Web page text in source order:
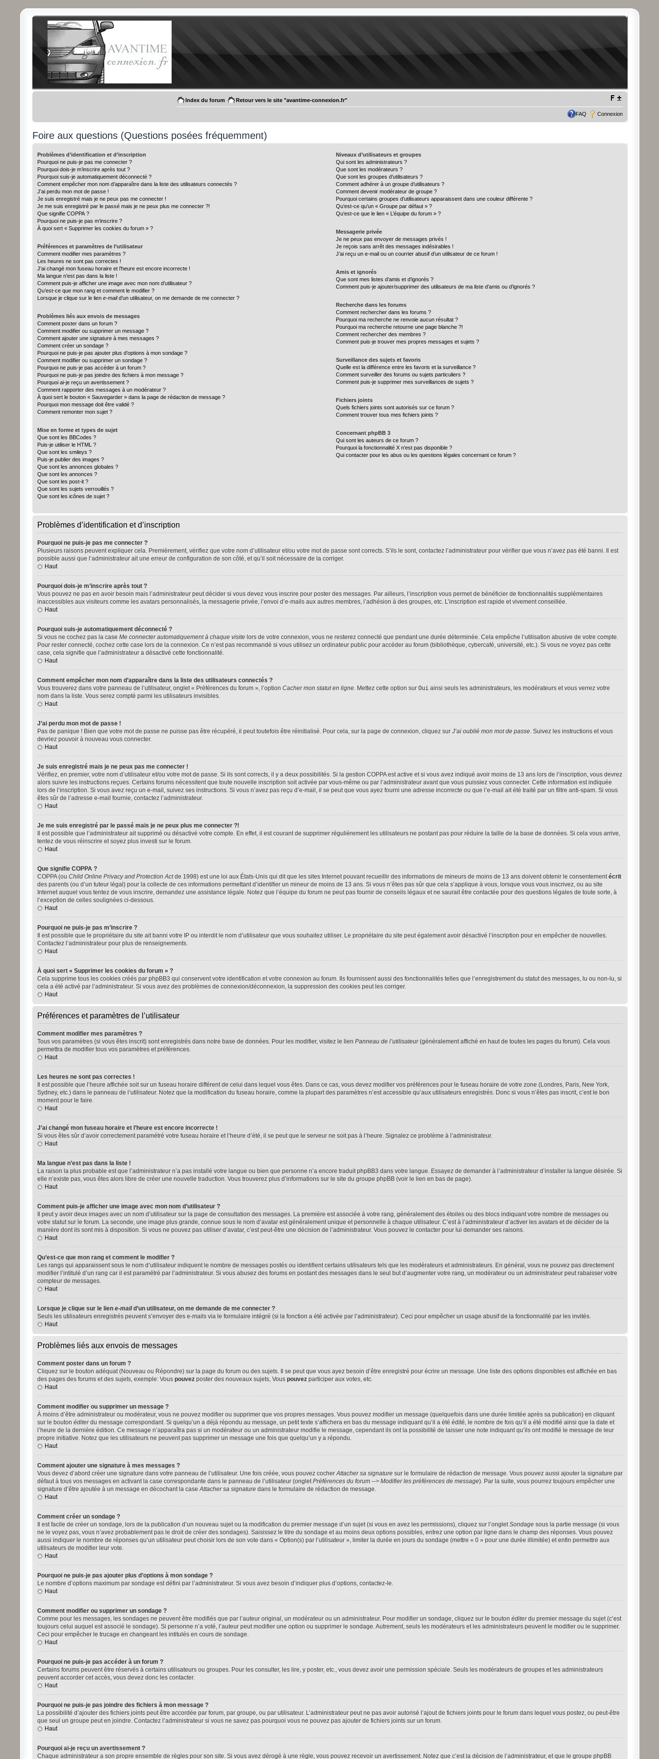
Index du forum Retour vers le site "avantime-connexion.fr"
FAQ Connexion
Foire aux questions (Questions posées fréquemment)
Problèmes d’identification et d’inscription
Pourquoi ne puis-je pas me connecter ?
Pourquoi dois-je m’inscrire après tout ?
Pourquoi suis-je automatiquement déconnecté ?
Comment empêcher mon nom d’apparaître dans la liste des utilisateurs connectés ?
J’ai perdu mon mot de passe !
Je suis enregistré mais je ne peux pas me connecter !
Je me suis enregistré par le passé mais je ne peux plus me connecter ?!
Que signifie COPPA ?
Pourquoi ne puis-je pas m’inscrire ?
À quoi sert « Supprimer les cookies du forum » ?
Préférences et paramètres de l’utilisateur
Comment modifier mes paramètres ?
Les heures ne sont pas correctes !
J’ai changé mon fuseau horaire et l’heure est encore incorrecte !
Ma langue n’est pas dans la liste !
Comment puis-je afficher une image avec mon nom d’utilisateur ?
Qu’est-ce que mon rang et comment le modifier ?
Lorsque je clique sur le lien e-maild’un utilisateur, on me demande de me connecter ?
Problèmes liés aux envois de messages
Comment poster dans un forum ?
Comment modifier ou supprimer un message ?
Comment ajouter une signature à mes messages ?
Comment créer un sondage ?
Pourquoi ne puis-je pas ajouter plus d’options à mon sondage ?
Comment modifier ou supprimer un sondage ?
Pourquoi ne puis-je pas accéder à un forum ?
Pourquoi ne puis-je pas joindre des fichiers à mon message ?
Pourquoi ai-je reçu un avertissement ?
Comment rapporter des messages à un modérateur ?
À quoi sert le bouton « Sauvegarder » dans la page de rédaction de message ?
Pourquoi mon message doit être validé ?
Comment remonter mon sujet ?
Mise en forme et types de sujet
Que sont les BBCodes ?
Puis-je utiliser le HTML ?
Que sont les smileys ?
Puis-je publier des images ?
Que sont les annonces globales ?
Que sont les annonces ?
Que sont les post-it ?
Que sont les sujets verrouillés ?
Que sont les icônes de sujet ?
Niveaux d’utilisateurs et groupes
Qui sont les administrateurs ?
Que sont les modérateurs ?
Que sont les groupes d’utilisateurs ?
Comment adhérer à un groupe d’utilisateurs ?
Comment devenir modérateur de groupe ?
Pourquoi certains groupes d’utilisateurs apparaissent dans une couleur différente ?
Qu’est-ce qu’un « Groupe par défaut » ?
Qu’est-ce que le lien « L’équipe du forum » ?
Messagerie privée
Je ne peux pas envoyer de messages privés !
Je reçois sans arrêt des messages indésirables !
J’ai reçu un e-mail ou un courrier abusif d’un utilisateur de ce forum !
Amis et ignorés
Que sont mes listes d’amis et d’ignorés ?
Comment puis-je ajouter/supprimer des utilisateurs de ma liste d’amis ou d’ignorés ?
Recherche dans les forums
Comment rechercher dans les forums ?
Pourquoi ma recherche ne renvoie aucun résultat ?
Pourquoi ma recherche retourne une page blanche ?!
Comment rechercher des membres ?
Comment puis-je trouver mes propres messages et sujets ?
Surveillance des sujets et favoris
Quelle est la différence entre les favoris et la surveillance ?
Comment surveiller des forums ou sujets particuliers ?
Comment puis-je supprimer mes surveillances de sujets ?
Fichiers joints
Quels fichiers joints sont autorisés sur ce forum ?
Comment trouver tous mes fichiers joints ?
Concernant phpBB 3
Qui sont les auteurs de ce forum ?
Pourquoi la fonctionnalité X n’est pas disponible ?
Qui contacter pour les abus ou les questions légales concernant ce forum ?
Problèmes d’identification et d’inscription
Pourquoi ne puis-je pas me connecter ?
Plusieurs raisons peuvent expliquer cela. Premièrement, vérifiez que votre nom d’utilisateur et/ou votre mot de passe sont corrects. S’ils le sont, contactez l’administrateur pour vérifier que vous n’avez pas été banni. Il est
possible aussi que l’administrateur ait une erreur de configuration de son côté, et qu’il soit nécessaire de la corriger.
Haut
Pourquoi dois-je m’inscrire après tout ?
Vous pouvez ne pas en avoir besoin mais l’administrateur peut décider si vous devez vous inscrire pour poster des messages. Par ailleurs, l’inscription vous permet de bénéficier de fonctionnalités supplémentaires
inaccessibles aux visiteurs comme les avatars personnalisés, la messagerie privée, l’envoi d’e-mails aux autres membres, l’adhésion à des groupes, etc. L’inscription est rapide et vivement conseillée.
Haut
Pourquoi suis-je automatiquement déconnecté ?
Si vous ne cochez pas la case Me connecter automatiquement à chaque visitelors de votre connexion, vous ne resterez connecté que pendant une durée déterminée. Cela empêche l’utilisation abusive de votre compte.
Pour rester connecté, cochez cette case lors de la connexion. Ce n’est pas recommandé si vous utilisez un ordinateur public pour accéder au forum (bibliothèque, cybercafé, université, etc.). Si vous ne voyez pas cette
case, cela signifie que l’administrateur a désactivé cette fonctionnalité.
Haut
Comment empêcher mon nom d’apparaître dans la liste des utilisateurs connectés ?
Vous trouverez dans votre panneau de l’utilisateur, onglet « Préférences du forum », l’option Cacher mon statut en ligne. Mettez cette option sur Ouiainsi seuls les administrateurs, les modérateurs et vous verrez votre
nom dans la liste. Vous serez compté parmi les utilisateurs invisibles.
Haut
J’ai perdu mon mot de passe !
Pas de panique ! Bien que votre mot de passe ne puisse pas être récupéré, il peut toutefois être réinitialisé. Pour cela, sur la page de connexion, cliquez sur J’ai oublié mon mot de passe. Suivez les instructions et vous
devriez pouvoir à nouveau vous connecter.
Haut
Je suis enregistré mais je ne peux pas me connecter !
Vérifiez, en premier, votre nom d’utilisateur et/ou votre mot de passe. Si ils sont corrects, il y a deux possibilités. Si la gestion COPPA est active et si vous avez indiqué avoir moins de 13 ans lors de l’inscription, vous devrez
alors suivre les instructions reçues. Certains forums nécessitent que toute nouvelle inscription soit activée par vous-même ou par l’administrateur avant que vous puissiez vous connecter. Cette information est indiquée
lors de l’inscription. Si vous avez reçu un e-mail, suivez ses instructions. Si vous n’avez pas reçu d’e-mail, il se peut que vous ayez fourni une adresse incorrecte ou que l’e-mail ait été traité par un filtre anti-spam. Si vous
êtes sûr de l’adresse e-mail fournie, contactez l’administrateur.
Haut
Je me suis enregistré par le passé mais je ne peux plus me connecter ?!
Il est possible que l’administrateur ait supprimé ou désactivé votre compte. En effet, il est courant de supprimer régulièrement les utilisateurs ne postant pas pour réduire la taille de la base de données. Si cela vous arrive,
tentez de vous réinscrire et soyez plus investi sur le forum.
Haut
Que signifie COPPA ?
COPPA (ou Child Online Privacy and Protection Actde 1998) est une loi aux États-Unis qui dit que les sites Internet pouvant recueillir des informations de mineurs de moins de 13 ans doivent obtenir le consentementécrit
des parents (ou d’un tuteur légal) pour la collecte de ces informations permettant d’identifier un mineur de moins de 13 ans. Si vous n’êtes pas sûr que cela s’applique à vous, lorsque vous vous inscrivez, ou au site
Internet auquel vous tentez de vous inscrire, demandez une assistance légale. Notez que l’équipe du forum ne peut pas fournir de conseils légaux et ne saurait être contactée pour des questions légales de toute sorte, à
l’exception de celles soulignées ci-dessous.
Haut
Pourquoi ne puis-je pas m’inscrire ?
Il est possible que le propriétaire du site ait banni votre IP ou interdit le nom d’utilisateur que vous souhaitez utiliser. Le propriétaire du site peut également avoir désactivé l’inscription pour en empêcher de nouvelles.
Contactez l’administrateur pour plus de renseignements.
Haut
À quoi sert « Supprimer les cookies du forum » ?
Cela supprime tous les cookies créés par phpBB3 qui conservent votre identification et votre connexion au forum. Ils fournissent aussi des fonctionnalités telles que l’enregistrement du statut des messages, lu ou non-lu, si
cela a été activé par l’administrateur. Si vous avez des problèmes de connexion/déconnexion, la suppression des cookies peut les corriger.
Haut
Préférences et paramètres de l’utilisateur
Comment modifier mes paramètres ?
Tous vos paramètres (si vous êtes inscrit) sont enregistrés dans notre base de données. Pour les modifier, visitez le lien Panneau de l’utilisateur(généralement affiché en haut de toutes les pages du forum). Cela vous
permettra de modifier tous vos paramètres et préférences.
Haut
Les heures ne sont pas correctes !
Il est possible que l’heure affichée soit sur un fuseau horaire différent de celui dans lequel vous êtes. Dans ce cas, vous devez modifier vos préférences pour le fuseau horaire de votre zone (Londres, Paris, New York,
Sydney, etc.) dans le panneau de l’utilisateur. Notez que la modification du fuseau horaire, comme la plupart des paramètres n’est accessible qu’aux utilisateurs enregistrés. Donc si vous n’êtes pas inscrit, c’est le bon
moment pour le faire.
Haut
J’ai changé mon fuseau horaire et l’heure est encore incorrecte !
Si vous êtes sûr d’avoir correctement paramétré votre fuseau horaire et l’heure d’été, il se peut que le serveur ne soit pas à l’heure. Signalez ce problème à l’administrateur.
Haut
Ma langue n’est pas dans la liste !
La raison la plus probable est que l’administrateur n’a pas installé votre langue ou bien que personne n’a encore traduit phpBB3 dans votre langue. Essayez de demander à l’administrateur d’installer la langue désirée. Si
elle n’existe pas, vous êtes alors libre de créer une nouvelle traduction. Vous trouverez plus d’informations sur le site du groupe phpBB (voir le lien en bas de page).
Haut
Comment puis-je afficher une image avec mon nom d’utilisateur ?
Il peut y avoir deux images avec un nom d’utilisateur sur la page de consultation des messages. La première est associée à votre rang, généralement des étoiles ou des blocs indiquant votre nombre de messages ou
votre statut sur le forum. La seconde, une image plus grande, connue sous le nom d’avatar est généralement unique et personnelle à chaque utilisateur. C’est à l’administrateur d’activer les avatars et de décider de la
manière dont ils sont mis à disposition. Si vous ne pouvez pas utiliser d’avatar, c’est peut-être une décision de l’administrateur. Vous pouvez le contacter pour lui demander ses raisons.
Haut
Qu’est-ce que mon rang et comment le modifier ?
Les rangs qui apparaissent sous le nom d’utilisateur indiquent le nombre de messages postés ou identifient certains utilisateurs tels que les modérateurs et administrateurs. En général, vous ne pouvez pas directement
modifier l’intitulé d’un rang car il est paramétré par l’administrateur. Si vous abusez des forums en postant des messages dans le seul but d’augmenter votre rang, un modérateur ou un administrateur peut rabaisser votre
compteur de messages.
Haut
Lorsque je clique sur le lien e-maild’un utilisateur, on me demande de me connecter ?
Seuls les utilisateurs enregistrés peuvent s’envoyer des e-mails via le formulaire intégré (si la fonction a été activée par l’administrateur). Ceci pour empêcher un usage abusif de la fonctionnalité par les invités.
Haut
Problèmes liés aux envois de messages
Comment poster dans un forum ?
Cliquez sur le bouton adéquat (Nouveau ou Répondre) sur la page du forum ou des sujets. Il se peut que vous ayez besoin d’être enregistré pour écrire un message. Une liste des options disponibles est affichée en bas
des pages des forums et des sujets, exemple: Vous pouvezposter des nouveaux sujets, Vous pouvezparticiper aux votes, etc.
Haut
Comment modifier ou supprimer un message ?
À moins d’être administrateur ou modérateur, vous ne pouvez modifier ou supprimer que vos propres messages. Vous pouvez modifier un message (quelquefois dans une durée limitée après sa publication) en cliquant
sur le bouton éditerdu message correspondant. Si quelqu’un a déjà répondu au message, un petit texte s’affichera en bas du message indiquant qu’il a été édité, le nombre de fois qu’il a été modifié ainsi que la date et
l’heure de la dernière édition. Ce message n’apparaîtra pas si un modérateur ou un administrateur modifie le message, cependant ils ont la possibilité de laisser une note indiquant qu’ils ont modifié le message de leur
propre initiative. Notez que les utilisateurs ne peuvent pas supprimer un message une fois que quelqu’un y a répondu.
Haut
Comment ajouter une signature à mes messages ?
Vous devez d’abord créer une signature dans votre panneau de l’utilisateur. Une fois créée, vous pouvez cocherAttacher sa signaturesur le formulaire de rédaction de message. Vous pouvez aussi ajouter la signature par
défaut à tous vos messages en activant la case correspondante dans le panneau de l’utilisateur (ongletPréférences du forum --> Modifier les préférences de message). Par la suite, vous pourrez toujours empêcher une
signature d’être ajoutée à un message en décochant la caseAttacher sa signaturedans le formulaire de rédaction de message.
Haut
Comment créer un sondage ?
Il est facile de créer un sondage, lors de la publication d’un nouveau sujet ou la modification du premier message d’un sujet (si vous en avez les permissions), cliquez sur l’ongletSondagesous la partie message (si vous
ne le voyez pas, vous n’avez probablement pas le droit de créer des sondages). Saisissez le titre du sondage et au moins deux options possibles, entrez une option par ligne dans le champ des réponses. Vous pouvez
aussi indiquer le nombre de réponses qu’un utilisateur peut choisir lors de son vote dans « Option(s) par l’utilisateur », limiter la durée en jours du sondage (mettre « 0 » pour une durée illimitée) et enfin permettre aux
utilisateurs de modifier leur vote.
Haut
Pourquoi ne puis-je pas ajouter plus d’options à mon sondage ?
Le nombre d’options maximum par sondage est défini par l’administrateur. Si vous avez besoin d’indiquer plus d’options, contactez-le.
Haut
Comment modifier ou supprimer un sondage ?
Comme pour les messages, les sondages ne peuvent être modifiés que par l’auteur original, un modérateur ou un administrateur. Pour modifier un sondage, cliquez sur le bouton éditerdu premier message du sujet (c’est
toujours celui auquel est associé le sondage). Si personne n’a voté, l’auteur peut modifier une option ou supprimer le sondage. Autrement, seuls les modérateurs et les administrateurs peuvent le modifier ou le supprimer.
Ceci pour empêcher le trucage en changeant les intitulés en cours de sondage.
Haut
Pourquoi ne puis-je pas accéder à un forum ?
Certains forums peuvent être réservés à certains utilisateurs ou groupes. Pour les consulter, les lire, y poster, etc., vous devez avoir une permission spéciale. Seuls les modérateurs de groupes et les administrateurs
peuvent accorder cet accès, vous devez donc les contacter.
Haut
Pourquoi ne puis-je pas joindre des fichiers à mon message ?
La possibilité d’ajouter des fichiers joints peut être accordée par forum, par groupe, ou par utilisateur. L’administrateur peut ne pas avoir autorisé l’ajout de fichiers joints pour le forum dans lequel vous postez, ou peut-être
que seul un groupe peut en joindre. Contactez l’administrateur si vous ne savez pas pourquoi vous ne pouvez pas ajouter de fichiers joints sur un forum.
Haut
Pourquoi ai-je reçu un avertissement ?
Chaque administrateur a son propre ensemble de règles pour son site. Si vous avez dérogé à une règle, vous pouvez recevoir un avertissement. Notez que c’est la décision de l’administrateur, et que le groupe phpBB